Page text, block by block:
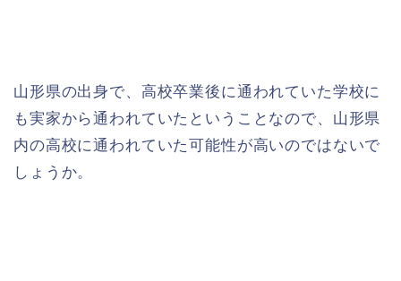
山形県の出身で、高校卒業後に通われていた学校に
も実家から通われていたということなので、山形県
内の高校に通われていた可能性が高いのではないで
しょうか。